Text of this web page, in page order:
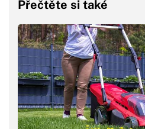
Přečtěte si také